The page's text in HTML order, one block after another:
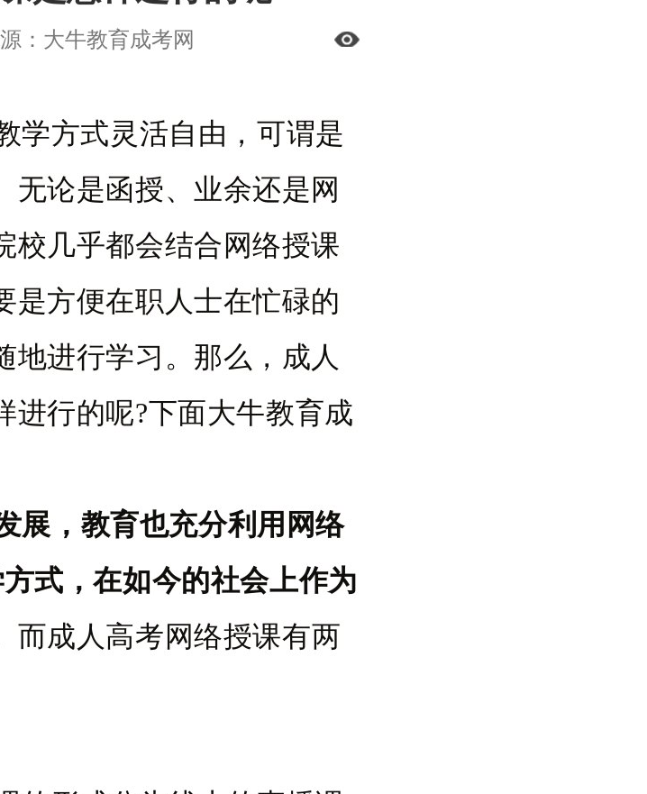
：大牛教育成考网
方式灵活自由，可谓是
无论是函授、业余还是网
校几乎都会结合网络授课
是方便在职人士在忙碌的
地进行学习。那么，成人
进行的呢?下面大牛教育成
展，教育也充分利用网络
式，在如今的社会上作为
而成人高考网络授课有两